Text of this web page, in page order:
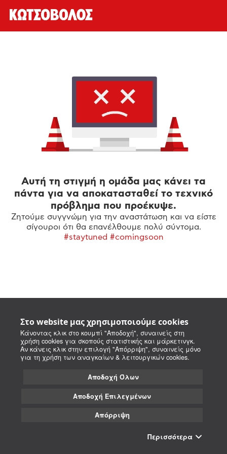
Στο website μας χρησιμοποιούμε cookies
Κάνοντας κλικ στο κουμπί "Αποδοχή", συναινείς στη
χρήση cookies για σκοπούς στατιστικής και μάρκετινγκ.
Αν κάνεις κλικ στην επιλογή "Απόρριψη", συναινείς μόνο
για τη χρήση των αναγκαίων & λειτουργικών cookies.
Αποδοχή Όλων
Αποδοχή Επιλεγμένων
Απόρριψη
Περισσότερα
Αυτή τη στιγμή η ομάδα μας κάνει τα
πάντα για να αποκατασταθεί το τεχνικό
πρόβλημα που προέκυψε.
Ζητούμε συγγνώμη για την αναστάτωση και να είστε
σίγουροι ότι θα επανέλθουμε πολύ σύντομα.
#staytuned #comingsoon